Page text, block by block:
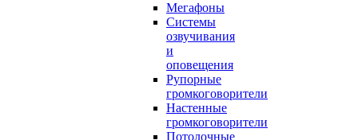
Мегафоны
Системы
озвучивания
и
оповещения
Рупорные
громкоговорители
Настенные
громкоговорители
Потолочные